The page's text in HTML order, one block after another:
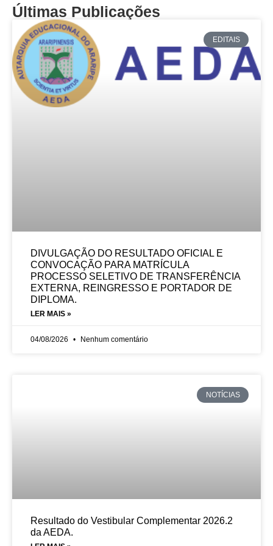
Últimas Publicações
EDITAIS
DIVULGAÇÃO DO RESULTADO OFICIAL E
CONVOCAÇÃO PARA MATRÍCULA
PROCESSO SELETIVO DE TRANSFERÊNCIA
EXTERNA, REINGRESSO E PORTADOR DE
DIPLOMA.
LER MAIS »
04/08/2026 Nenhum comentário
NOTÍCIAS
Resultado do Vestibular Complementar 2026.2
da AEDA.